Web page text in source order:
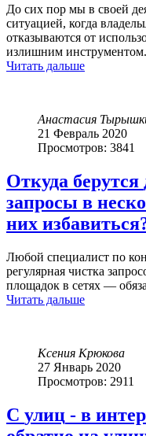
До сих пор мы в своей
ситуацией, когда
отказываются от
излишним инструментом.
Читать дальше
Анастасия
21 Февраль 2020
Просмотров: 3841
Откуда берутся
запросы в
них
Любой специалист по
регулярная чистка
площадок в сетях —
Читать дальше
Ксения Крюкова
27 Январь 2020
Просмотров: 2911
С улиц - в